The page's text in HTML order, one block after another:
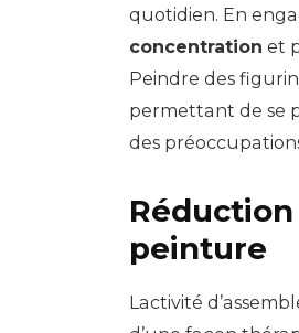
quotidien. En
concentration et
Peindre des
permettant de se
des
peinture
Lactivité